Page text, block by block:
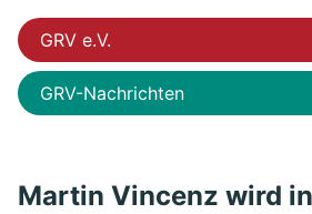
GRV e.V.
GRV-Nachrichten
Martin Vincenz wird